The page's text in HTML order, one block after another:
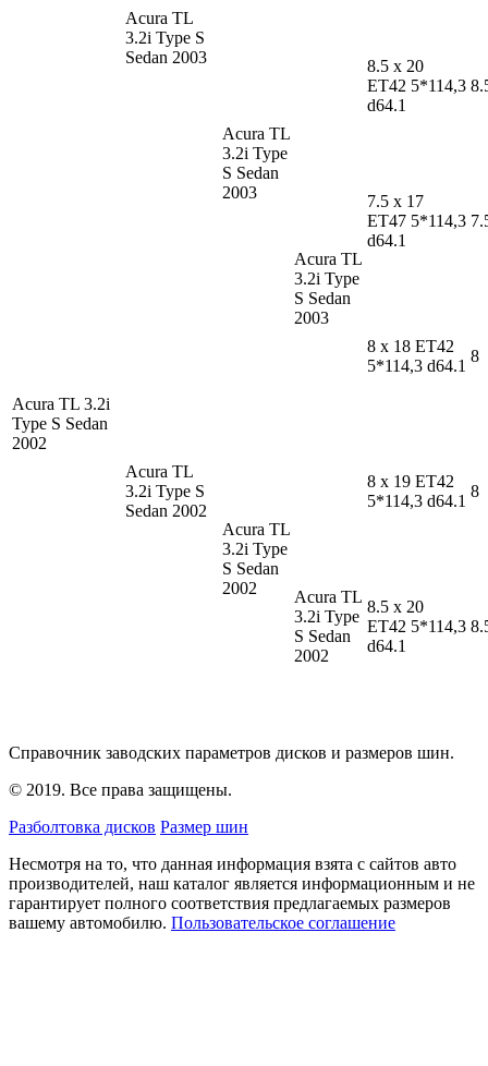
Acura TL
3.2i Type S
Sedan 2003
Acura TL
3.2i Type
S Sedan
2003
Acura TL
3.2i Type
S Sedan
2003
8.5 x 20
ET42 5*114,3
d64.1
Acura TL 3.2i
Type S Sedan
2002
7.5 x 17
ET47 5*114,3
d64.1
Acura TL
3.2i Type S
Sedan 2002
8 x 18 ET42
5*114,3 d64.1
8
Acura TL
3.2i Type
S Sedan
2002
8 x 19 ET42
5*114,3 d64.1
8
Acura TL
3.2i Type
S Sedan
2002
8.5 x 20
ET42 5*114,3
d64.1
Справочник заводских параметров дисков и размеров шин.
© 2019. Все права защищены.
Разболтовка дисков Размер шин
Несмотря на то, что данная информация взята с сайтов авто
производителей, наш каталог является информационным и не
гарантирует полного соответствия предлагаемых размеров
вашему автомобилю. Пользовательское соглашение